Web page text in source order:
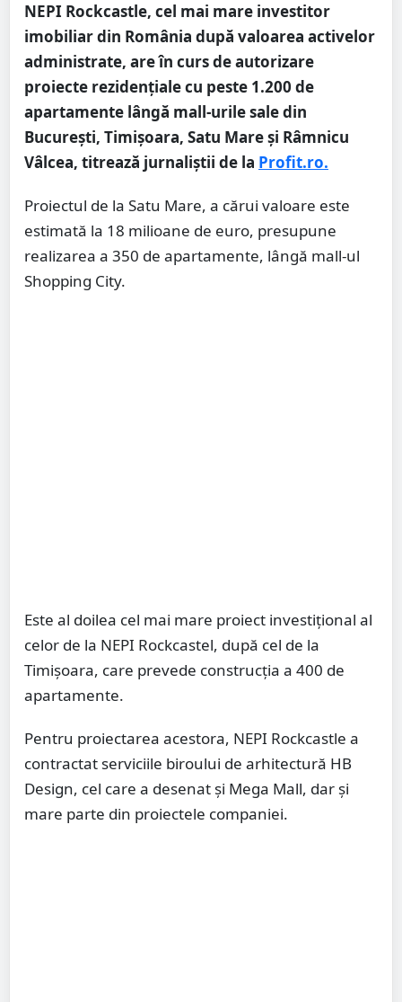
NEPI Rockcastle, cel mai mare investitor
imobiliar din România după valoarea activelor
administrate, are în curs de autorizare
proiecte rezidențiale cu peste 1.200 de
apartamente lângă mall-urile sale din
București, Timișoara, Satu Mare și Râmnicu
Vâlcea, titrează jurnaliștii de la Profit.ro.
Proiectul de la Satu Mare, a cărui valoare este
estimată la 18 milioane de euro, presupune
realizarea a 350 de apartamente, lângă mall-ul
Shopping City.
Este al doilea cel mai mare proiect investițional al
celor de la NEPI Rockcastel, după cel de la
Timișoara, care prevede construcția a 400 de
apartamente.
Pentru proiectarea acestora, NEPI Rockcastle a
contractat serviciile biroului de arhitectură HB
Design, cel care a desenat și Mega Mall, dar și
mare parte din proiectele companiei.